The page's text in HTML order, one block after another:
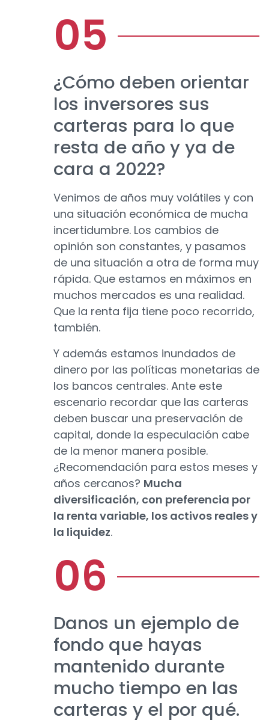
¿Cómo deben orientar
los inversores sus
carteras para lo que
resta de año y ya de
cara a 2022?
Venimos de años muy volátiles y con
una situación económica de mucha
incertidumbre. Los cambios de
opinión son constantes, y pasamos
de una situación a otra de forma muy
rápida. Que estamos en máximos en
muchos mercados es una realidad.
Que la renta fija tiene poco recorrido,
también.
Y además estamos inundados de
dinero por las políticas monetarias de
los bancos centrales. Ante este
escenario recordar que las carteras
deben buscar una preservación de
capital, donde la especulación cabe
de la menor manera posible.
¿Recomendación para estos meses y
años cercanos? Mucha
diversificación, con preferencia por
la renta variable, los activos reales y
la liquidez.
Danos un ejemplo de
fondo que hayas
mantenido durante
mucho tiempo en las
carteras y el por qué.